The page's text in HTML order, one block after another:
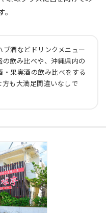
酒などドリンクメニュー
飲み比べや、沖縄県内の
果実酒の飲み比べをする
も大満足間違いなしで